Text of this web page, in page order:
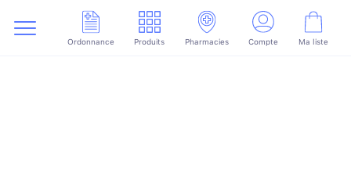
Ordonnance Produits Pharmacies Compte Ma liste